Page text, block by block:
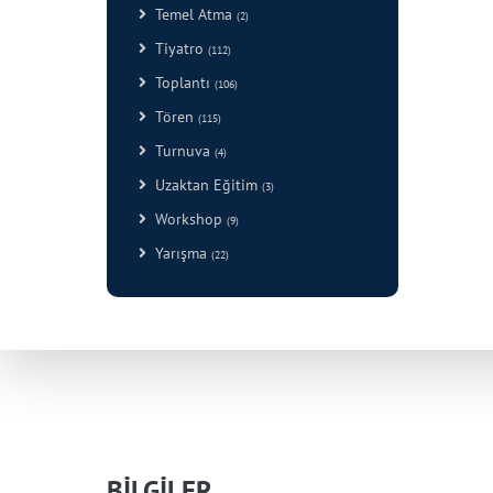
Temel Atma (2)
Tiyatro (112)
Toplantı (106)
Tören (115)
Turnuva (4)
Uzaktan Eğitim (3)
Workshop (9)
Yarışma (22)